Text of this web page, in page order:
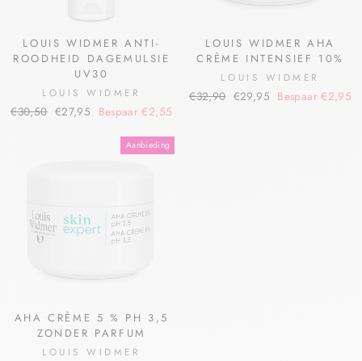
LOUIS WIDMER ANTI-
ROODHEID DAGEMULSIE
UV30
LOUIS WIDMER
€30,50 €27,95 Bespaar €2,55
LOUIS WIDMER AHA
CRÈME INTENSIEF 10%
LOUIS WIDMER
€32,90 €29,95 Bespaar €2,95
Aanbieding
AHA CRÈME 5 % PH 3,5
ZONDER PARFUM
LOUIS WIDMER